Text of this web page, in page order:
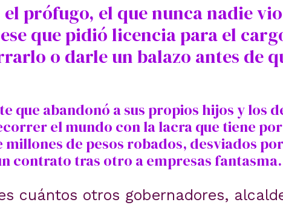
prófugo, el que nunca nadie
que pidió licencia para el
o darle un balazo antes de
que abandonó a sus propios hijos y los
el mundo con la lacra que tiene por
de pesos robados, desviados
contrato tras otro a empresas fantasma.
cuántos otros gobernadores,